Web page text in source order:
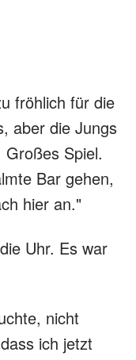
fröhlich für die
aber die Jungs
Spiel.
Bar gehen,
hier an."
Uhr. Es war
nicht
ich jetzt